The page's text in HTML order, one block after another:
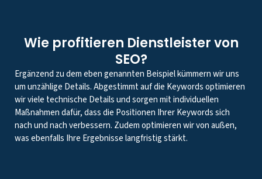
Wie profitieren Dienstleister von
SEO?
Ergänzend zu dem eben genannten Beispiel kümmern wir uns
um unzählige Details. Abgestimmt auf die Keywords optimieren
wir viele technische Details und sorgen mit individuellen
Maßnahmen dafür, dass die Positionen Ihrer Keywords sich
nach und nach verbessern. Zudem optimieren wir von außen,
was ebenfalls Ihre Ergebnisse langfristig stärkt.